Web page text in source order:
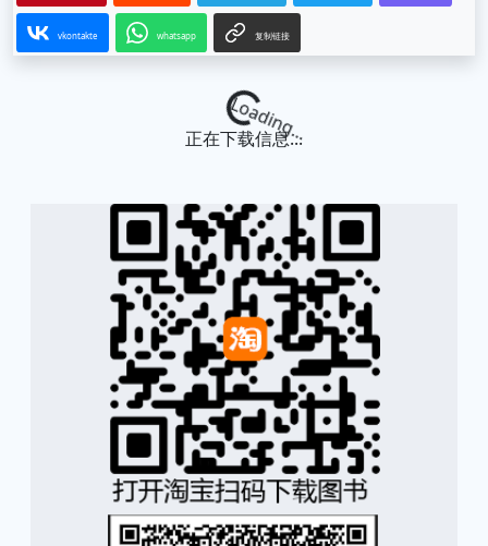
vkontakte whatsapp 复制链接
Loading...
正在下载信息...